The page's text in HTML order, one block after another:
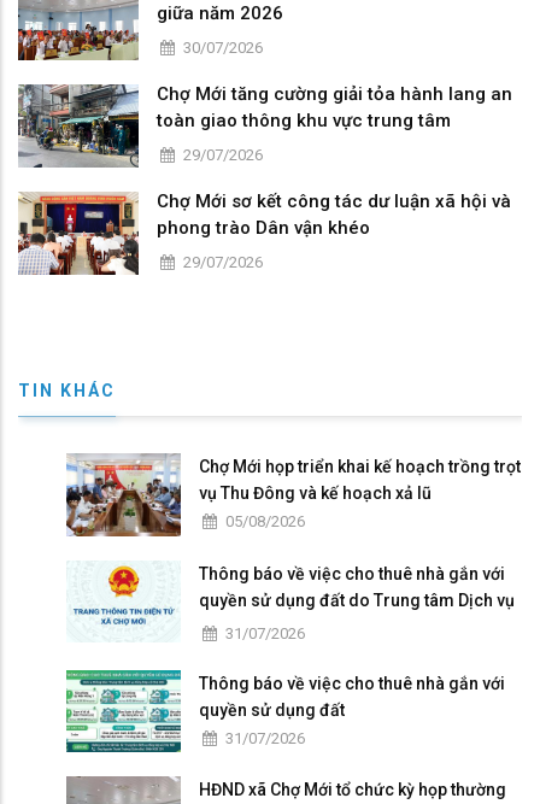
giữa năm 2026
30/07/2026
Chợ Mới tăng cường giải tỏa hành lang an
toàn giao thông khu vực trung tâm
29/07/2026
Chợ Mới sơ kết công tác dư luận xã hội và
phong trào Dân vận khéo
29/07/2026
TIN KHÁC
Chợ Mới họp triển khai kế hoạch trồng trọt
vụ Thu Đông và kế hoạch xả lũ
05/08/2026
Thông báo về việc cho thuê nhà gắn với
quyền sử dụng đất do Trung tâm Dịch vụ
tổng hợp xã Chợ Mới quản lý, khai thác
31/07/2026
Thông báo về việc cho thuê nhà gắn với
quyền sử dụng đất
31/07/2026
HĐND xã Chợ Mới tổ chức kỳ họp thường